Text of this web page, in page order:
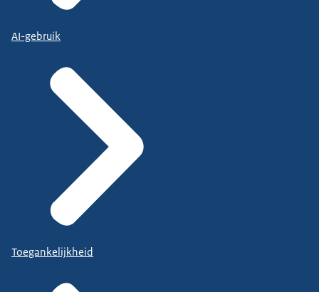
AI-gebruik
Toegankelijkheid